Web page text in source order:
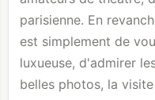
parisienne. En
est simplement de
luxueuse, d'admirer
belles photos, la